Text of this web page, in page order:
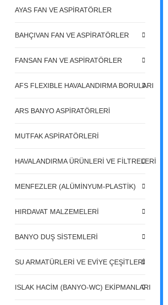
AYAS FAN VE ASPİRATÖRLER
BAHÇIVAN FAN VE ASPİRATÖRLER
FANSAN FAN VE ASPİRATÖRLER
AFS FLEXIBLE HAVALANDIRMA BORULARI
ARS BANYO ASPİRATÖRLERİ
MUTFAK ASPİRATÖRLERİ
HAVALANDIRMA ÜRÜNLERİ VE FİLTRELERİ
MENFEZLER (ALÜMİNYUM-PLASTİK)
HIRDAVAT MALZEMELERİ
BANYO DUŞ SİSTEMLERİ
SU ARMATÜRLERİ VE EVİYE ÇEŞİTLERİ
ISLAK HACİM (BANYO-WC) EKİPMANLARI